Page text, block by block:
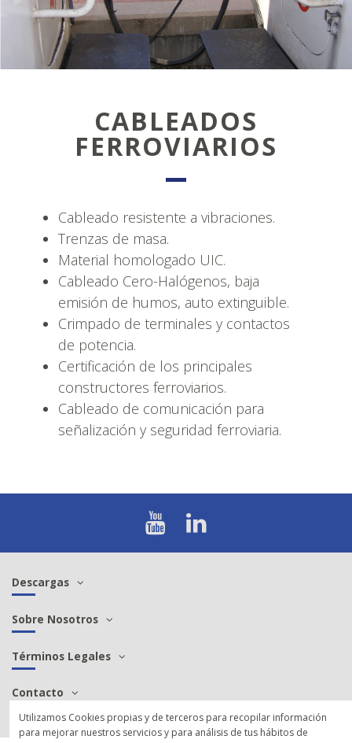
CABLEADOS
FERROVIARIOS
Cableado resistente a vibraciones.
Trenzas de masa.
Material homologado UIC.
Cableado Cero-Halógenos, baja
emisión de humos, auto extinguible.
Crimpado de terminales y contactos
de potencia.
Certificación de los principales
constructores ferroviarios.
Cableado de comunicación para
señalización y seguridad ferroviaria.
Descargas
Sobre Nosotros
Términos Legales
Contacto
Utilizamos Cookies propias y de terceros para recopilar información
para mejorar nuestros servicios y para análisis de tus hábitos de